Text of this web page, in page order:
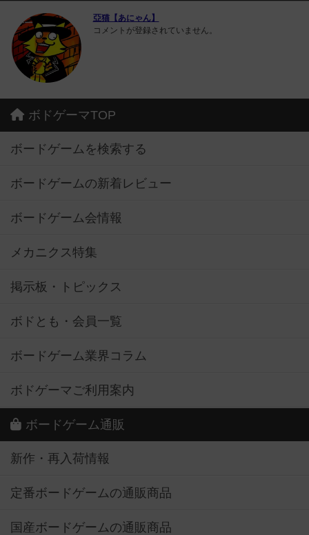
亞猫【あにゃん】
コメントが登録されていません。
ボドゲーマTOP
ボードゲームを検索する
ボードゲームの新着レビュー
ボードゲーム会情報
メカニクス特集
掲示板・トピックス
ボドとも・会員一覧
ボードゲーム業界コラム
ボドゲーマご利用案内
ボードゲーム通販
新作・再入荷情報
定番ボードゲームの通販商品
国産ボードゲームの通販商品